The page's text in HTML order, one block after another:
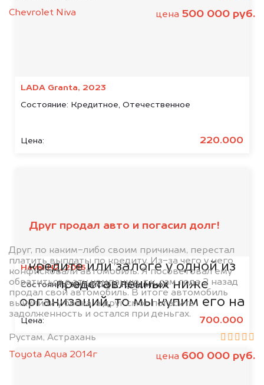
LADA Granta, 2023
Состояние: Кредитное, Отечественное
Цена: 220.000
Haval H2, 2016
Состояние:Китайское, Кредитное
Цена: 700.000
Chevrolet Niva
цена 500 000 руб.
Друг продал авто и погасил долг!
Друг, по каким-либо своим причинам, перестал
платить выплаты по кредиту. Из-за чего у него
конфисковали автомобиль. Я посоветовал ему
обратиться в эту компанию, т.к. сам года 2 назад
продал свой автомобиль. В итоге автомобиль
выкупили у банка, а друг смог погасить
задолженность и остался при деньгах.
Рустам, Астрахань
Toyota Aqua 2014г
цена 600 000 руб.
банками
Если ваш автомобиль находится в
кредите или залоге у одной из
представленных ниже
организаций, то мы купим его на
5% дороже!